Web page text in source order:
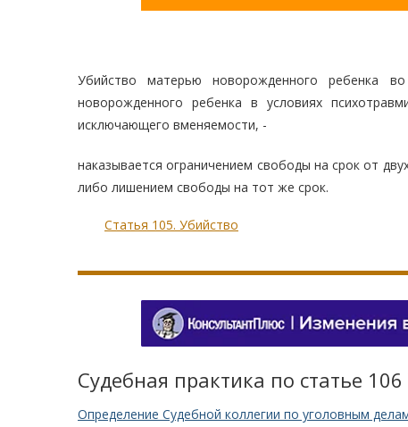
Убийство матерью новорожденного ребенка
новорожденного ребенка в условиях
исключающего вменяемости, -
наказывается ограничением свободы на срок от
либо лишением свободы на тот же срок.
Статья 105. Убийство
Судебная практика по статье
Определение Судебной коллегии по уголовным